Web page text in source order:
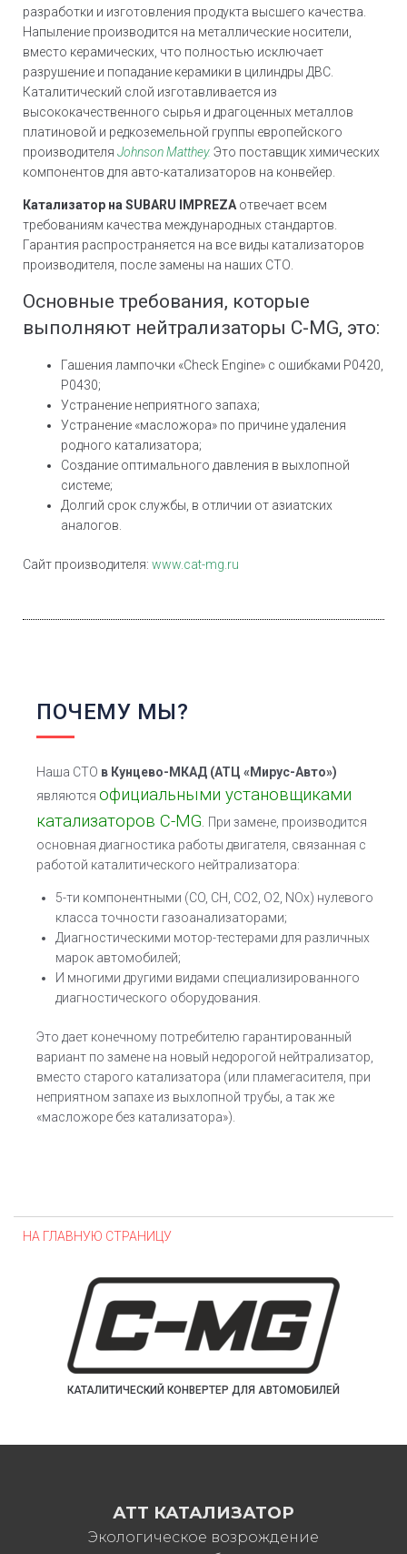
разработки и изготовления продукта высшего качества.
Напыление производится на металлические носители,
вместо керамических, что полностью исключает
разрушение и попадание керамики в цилиндры ДВС.
Каталитический слой изготавливается из
высококачественного сырья и драгоценных металлов
платиновой и редкоземельной группы европейского
производителя Johnson Matthey. Это поставщик химических
компонентов для авто-катализаторов на конвейер.
Катализатор на SUBARU IMPREZA отвечает всем
требованиям качества международных стандартов.
Гарантия распространяется на все виды катализаторов
производителя, после замены на наших СТО.
Основные требования, которые
выполняют нейтрализаторы C-MG, это:
Гашения лампочки «Check Engine» с ошибками Р0420,
Р0430;
Устранение неприятного запаха;
Устранение «масложора» по причине удаления
родного катализатора;
Создание оптимального давления в выхлопной
системе;
Долгий срок службы, в отличии от азиатских
аналогов.
Сайт производителя: www.cat-mg.ru
ПОЧЕМУ МЫ?
Наша СТО в Кунцево-МКАД (АТЦ «Мирус-Авто»)
являются официальными установщиками
катализаторов C-MG. При замене, производится
основная диагностика работы двигателя, связанная с
работой каталитического нейтрализатора:
5-ти компонентными (CO, CH, CO2, O2, NOx) нулевого
класса точности газоанализаторами;
Диагностическими мотор-тестерами для различных
марок автомобилей;
И многими другими видами специализированного
диагностического оборудования.
Это дает конечному потребителю гарантированный
вариант по замене на новый недорогой нейтрализатор,
вместо старого катализатора (или пламегасителя, при
неприятном запахе из выхлопной трубы, а так же
«масложоре без катализатора»).
НА ГЛАВНУЮ СТРАНИЦУ
КАТАЛИТИЧЕСКИЙ КОНВЕРТЕР ДЛЯ АВТОМОБИЛЕЙ
АТТ КАТАЛИЗАТОР
Экологическое возрождение